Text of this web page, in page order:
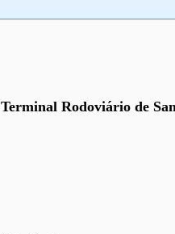
Terminal Rodoviário de